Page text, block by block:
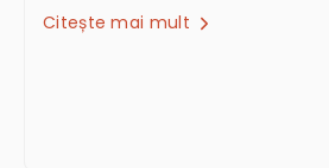
Citește mai mult